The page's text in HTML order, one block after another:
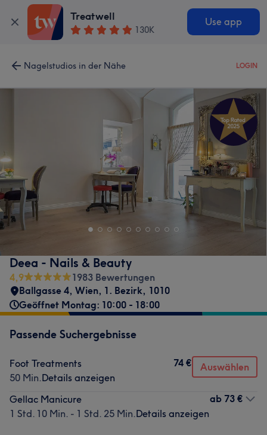
Treatwell
130K
Use app
Nagelstudios in der Nähe LOGIN
Deea - Nails & Beauty
4,9
1983 Bewertungen
Ballgasse 4, Wien, 1. Bezirk, 1010
Geöffnet Montag: 10:00 - 18:00
Passende Suchergebnisse
Foot Treatments
50 Min.Details anzeigen
74 € Auswählen
Gellac Manicure
1 Std. 10 Min. - 1 Std. 25 Min.Details anzeigen
ab 73 €